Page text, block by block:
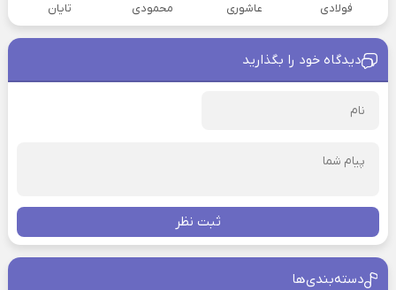
فولادی
عاشوری
محمودی
تایان
دیدگاه خود را بگذارید
ثبت نظر
دسته‌بندی‌ها